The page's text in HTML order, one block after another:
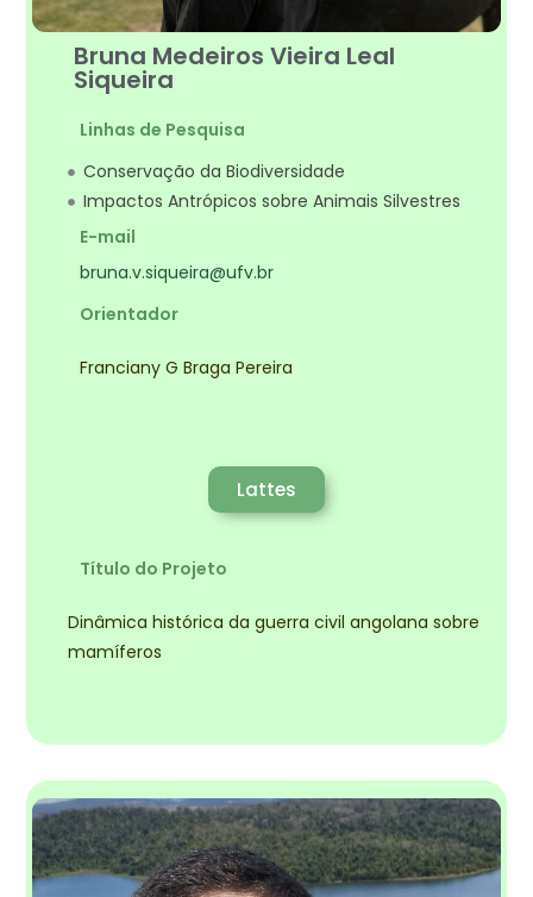
Bruna Medeiros Vieira Leal
Siqueira
Linhas de Pesquisa
Conservação da Biodiversidade
Impactos Antrópicos sobre Animais Silvestres
E-mail
bruna.v.siqueira@ufv.br
Orientador
Franciany G Braga Pereira
Lattes
Título do Projeto
Dinâmica histórica da guerra civil angolana sobre
mamíferos